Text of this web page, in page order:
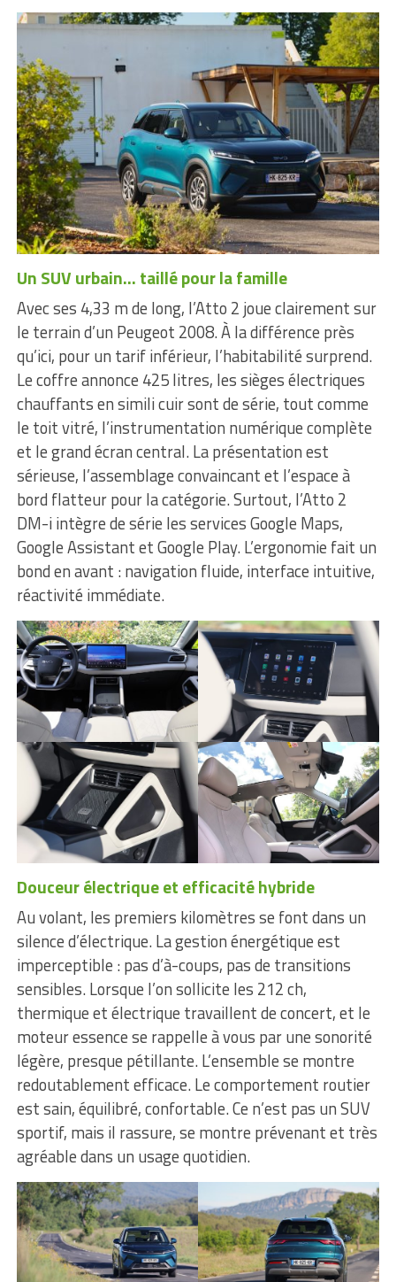
Un SUV urbain… taillé pour la famille
Avec ses 4,33 m de long, l’Atto 2 joue clairement sur
le terrain d’un Peugeot 2008. À la différence près
qu’ici, pour un tarif inférieur, l’habitabilité surprend.
Le coffre annonce 425 litres, les sièges électriques
chauffants en simili cuir sont de série, tout comme
le toit vitré, l’instrumentation numérique complète
et le grand écran central. La présentation est
sérieuse, l’assemblage convaincant et l’espace à
bord flatteur pour la catégorie. Surtout, l’Atto 2
DM-i intègre de série les services Google Maps,
Google Assistant et Google Play. L’ergonomie fait un
bond en avant : navigation fluide, interface intuitive,
réactivité immédiate.
Douceur électrique et efficacité hybride
Au volant, les premiers kilomètres se font dans un
silence d’électrique. La gestion énergétique est
imperceptible : pas d’à-coups, pas de transitions
sensibles. Lorsque l’on sollicite les 212 ch,
thermique et électrique travaillent de concert, et le
moteur essence se rappelle à vous par une sonorité
légère, presque pétillante. L’ensemble se montre
redoutablement efficace. Le comportement routier
est sain, équilibré, confortable. Ce n’est pas un SUV
sportif, mais il rassure, se montre prévenant et très
agréable dans un usage quotidien.